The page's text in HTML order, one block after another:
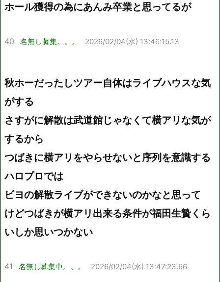
ホール獲得の為にあんみ卒業と思ってるが
40 名無し募集。。。 2026/02/04(水) 13:46:15.13
秋ホーだったしツアー自体はライブハウスな気
がする
さすがに解散は武道館じゃなくて横アリな気が
するから
つばきに横アリをやらせないと序列を意識する
ハロプロでは
ビヨの解散ライブができないのかなと思って
けどつばきが横アリ出来る条件が福田生贄くら
いしか思いつかない
41 名無し募集中。。。 2026/02/04(水) 13:47:23.66